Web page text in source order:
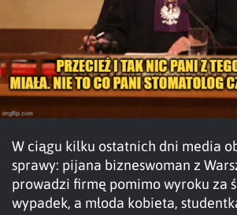
W ciągu kilku ostatnich dni media
sprawy: pijana bizneswoman z
prowadzi firmę pomimo wyroku za
wypadek, a młoda kobieta,